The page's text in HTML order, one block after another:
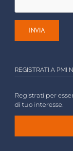
REGISTRATI A PMI
Registrati per
di tuo interesse.